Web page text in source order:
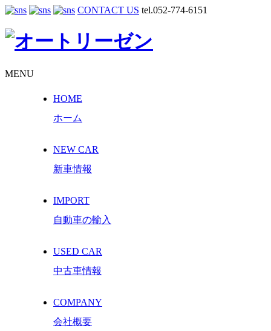
CONTACT US tel.052-774-6151
MENU
HOME
ホーム
NEW CAR
新車情報
IMPORT
自動車の輸入
USED CAR
中古車情報
COMPANY
会社概要